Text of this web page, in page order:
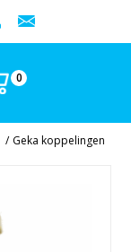
0
/ Geka koppelingen